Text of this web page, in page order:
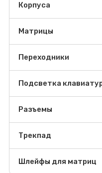
Корпуса
Матрицы
Переходники
Подсветка
Разъемы
Трекпад
Шлейфы для матриц